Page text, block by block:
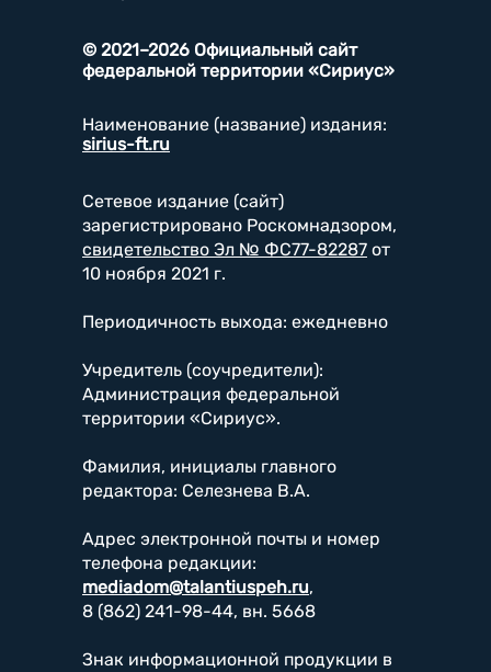
© 2021–2026 Официальный сайт
федеральной территории «Сириус»
Наименование (название) издания:
sirius-ft.ru
Сетевое издание (сайт)
зарегистрировано Роскомнадзором,
свидетельство Эл № ФС77-82287 от
10 ноября 2021 г.
Периодичность выхода: ежедневно
Учредитель (соучредители):
Администрация федеральной
территории «Сириус».
Фамилия, инициалы главного
редактора: Селезнева В.А.
Адрес электронной почты и номер
телефона редакции:
mediadom@talantiuspeh.ru,
8 (862) 241-98-44, вн. 5668
Знак информационной продукции в